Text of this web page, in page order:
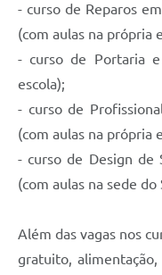
- curso de Reparos
(com aulas na própria
- curso de Portaria
escola);
- curso de
(com aulas na própria
- curso de Design de
(com aulas na sede do
Além das vagas nos
gratuito,